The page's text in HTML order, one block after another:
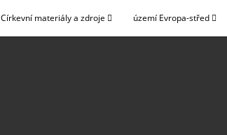
Církevní materiály a zdroje území Evropa-střed